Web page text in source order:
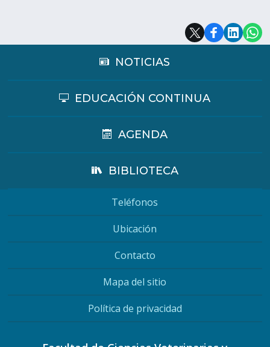
NOTICIAS
EDUCACIÓN CONTINUA
AGENDA
BIBLIOTECA
Teléfonos
Ubicación
Contacto
Mapa del sitio
Política de privacidad